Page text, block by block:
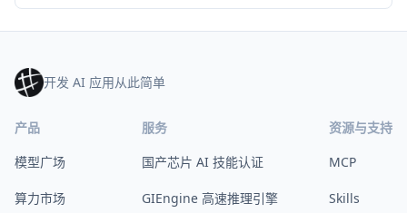
开发 AI 应用从此简单
产品
模型广场
算力市场
服务
国产芯片 AI 技能认证
GIEngine 高速推理引擎
资源与支持
MCP
Skills